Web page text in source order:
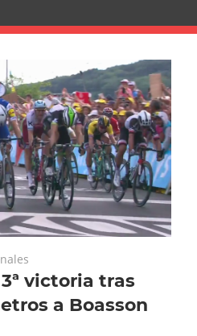
victoria tras
a Boasson